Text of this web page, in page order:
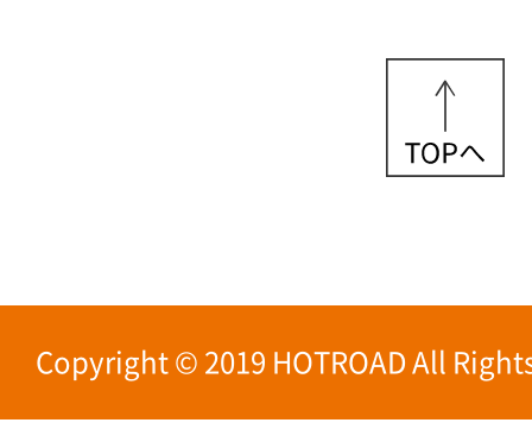
Copyright © 2019 HOTROAD All